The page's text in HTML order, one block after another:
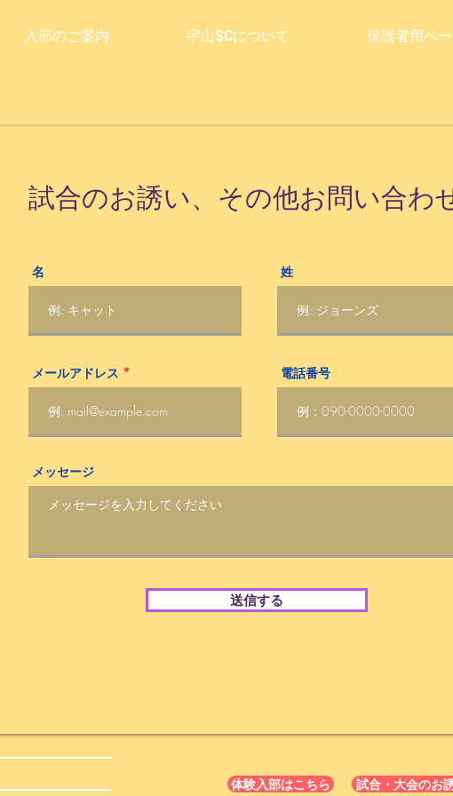
入部のご案内 宇山SCについて 保護者用ペ
試合のお誘い、その他お問い合わ
名 姓
メールアドレス 電話番号
メッセージ
送信する
体験入部はこちら 試合・大会のお